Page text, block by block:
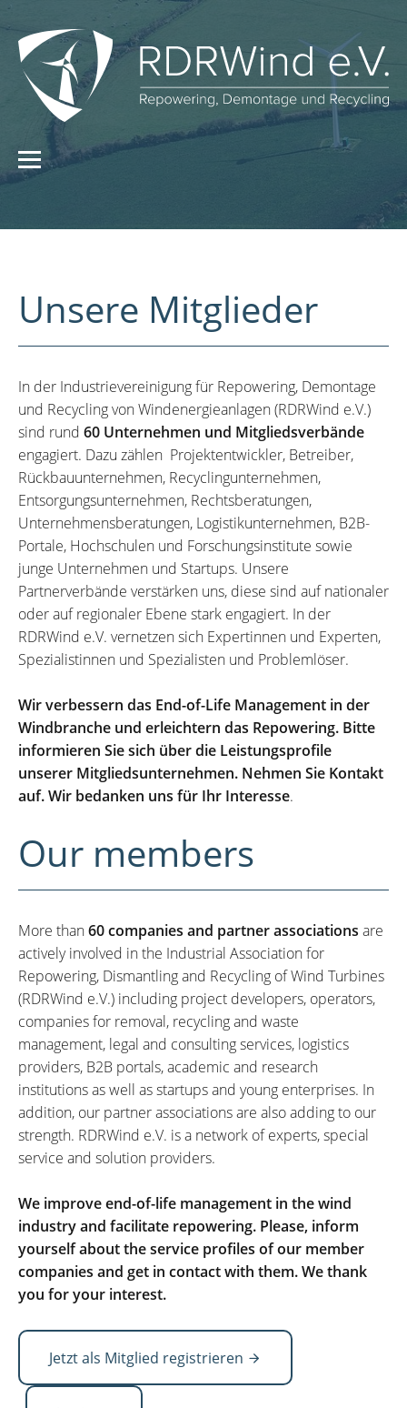
Unsere Mitglieder
In der Industrievereinigung für Repowering, Demontage
und Recycling von Windenergieanlagen (RDRWind e.V.)
sind rund 60 Unternehmen und Mitgliedsverbände
engagiert. Dazu zählen Projektentwickler, Betreiber,
Rückbauunternehmen, Recyclingunternehmen,
Entsorgungsunternehmen, Rechtsberatungen,
Unternehmensberatungen, Logistikunternehmen, B2B-
Portale, Hochschulen und Forschungsinstitute sowie
junge Unternehmen und Startups. Unsere
Partnerverbände verstärken uns, diese sind auf nationaler
oder auf regionaler Ebene stark engagiert. In der
RDRWind e.V. vernetzen sich Expertinnen und Experten,
Spezialistinnen und Spezialisten und Problemlöser.
Wir verbessern das End-of-Life Management in der
Windbranche und erleichtern das Repowering. Bitte
informieren Sie sich über die Leistungsprofile
unserer Mitgliedsunternehmen. Nehmen Sie Kontakt
auf. Wir bedanken uns für Ihr Interesse.
Our members
More than60 companies and partner associations are
actively involved in the Industrial Association for
Repowering, Dismantling and Recycling of Wind Turbines
(RDRWind e.V.) including project developers, operators,
companies for removal, recycling and waste
management, legal and consulting services, logistics
providers, B2B portals, academic and research
institutions as well as startups and young enterprises. In
addition, our partner associations are also adding to our
strength. RDRWind e.V. is a network of experts, special
service and solution providers.
We improve end-of-life management in the wind
industry and facilitate repowering. Please, inform
yourself about the service profiles of our member
companies and get in contact with them. We thank
you for your interest.
Jetzt als Mitglied registrieren